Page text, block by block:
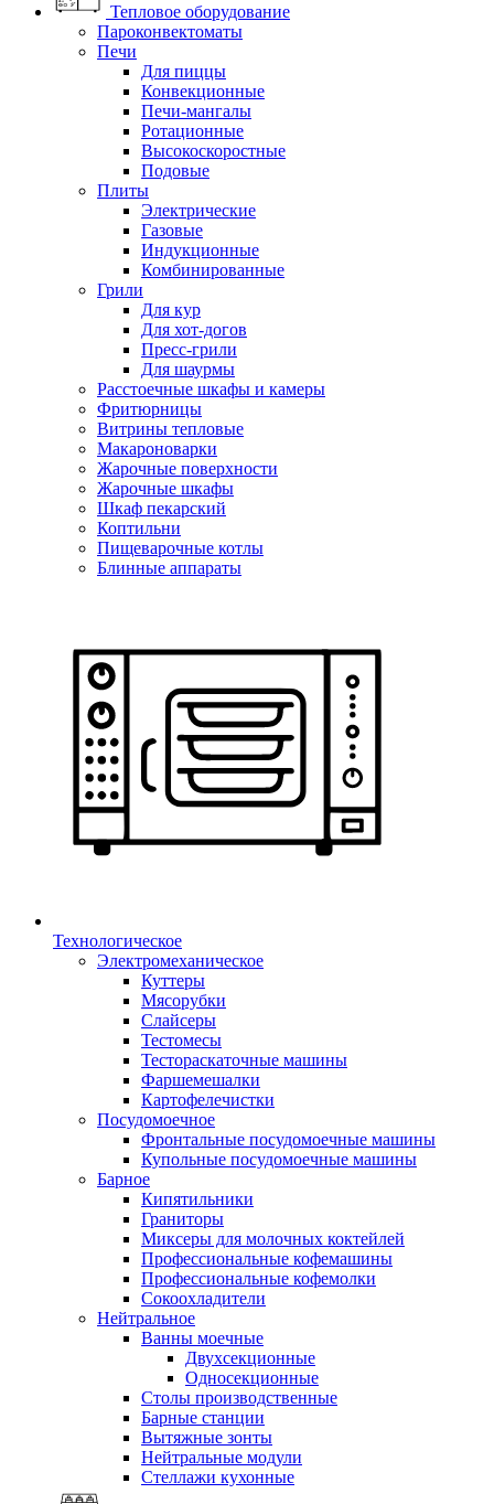
Тепловое оборудование
Пароконвектоматы
Печи
Для пиццы
Конвекционные
Печи-мангалы
Ротационные
Высокоскоростные
Подовые
Плиты
Электрические
Газовые
Индукционные
Комбинированные
Грили
Для кур
Для хот-догов
Пресс-грили
Для шаурмы
Расстоечные шкафы и камеры
Фритюрницы
Витрины тепловые
Макароноварки
Жарочные поверхности
Жарочные шкафы
Шкаф пекарский
Коптильни
Пищеварочные котлы
Блинные аппараты
Технологическое
Электромеханическое
Куттеры
Мясорубки
Слайсеры
Тестомесы
Тестораскаточные машины
Фаршемешалки
Картофелечистки
Посудомоечное
Фронтальные посудомоечные машины
Купольные посудомоечные машины
Барное
Кипятильники
Граниторы
Миксеры для молочных коктейлей
Профессиональные кофемашины
Профессиональные кофемолки
Сокоохладители
Нейтральное
Ванны моечные
Двухсекционные
Односекционные
Столы производственные
Барные станции
Вытяжные зонты
Нейтральные модули
Стеллажи кухонные